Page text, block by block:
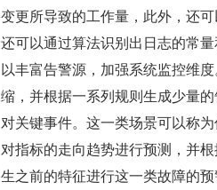
变更所导致的工作量，此外，还
还可以通过算法识别出日志的常
以丰富告警源，加强系统监控维
缩，并根据一系列规则生成少量
对关键事件。这一类场景可以称
对指标的走向趋势进行预测，并
生之前的特征进行这一类故障的预